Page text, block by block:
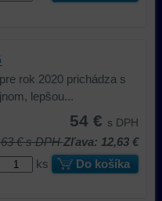
rok 2020 prichádza s
lepšou...
54 € s DPH
€s DPH Zľava: 12,63 €
ks
Do košíka